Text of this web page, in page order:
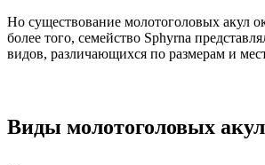
Но существование молотоголовых акул
более того, семейство Sphyrna
видов, различающихся по размерам и
Виды молотоголовых акул